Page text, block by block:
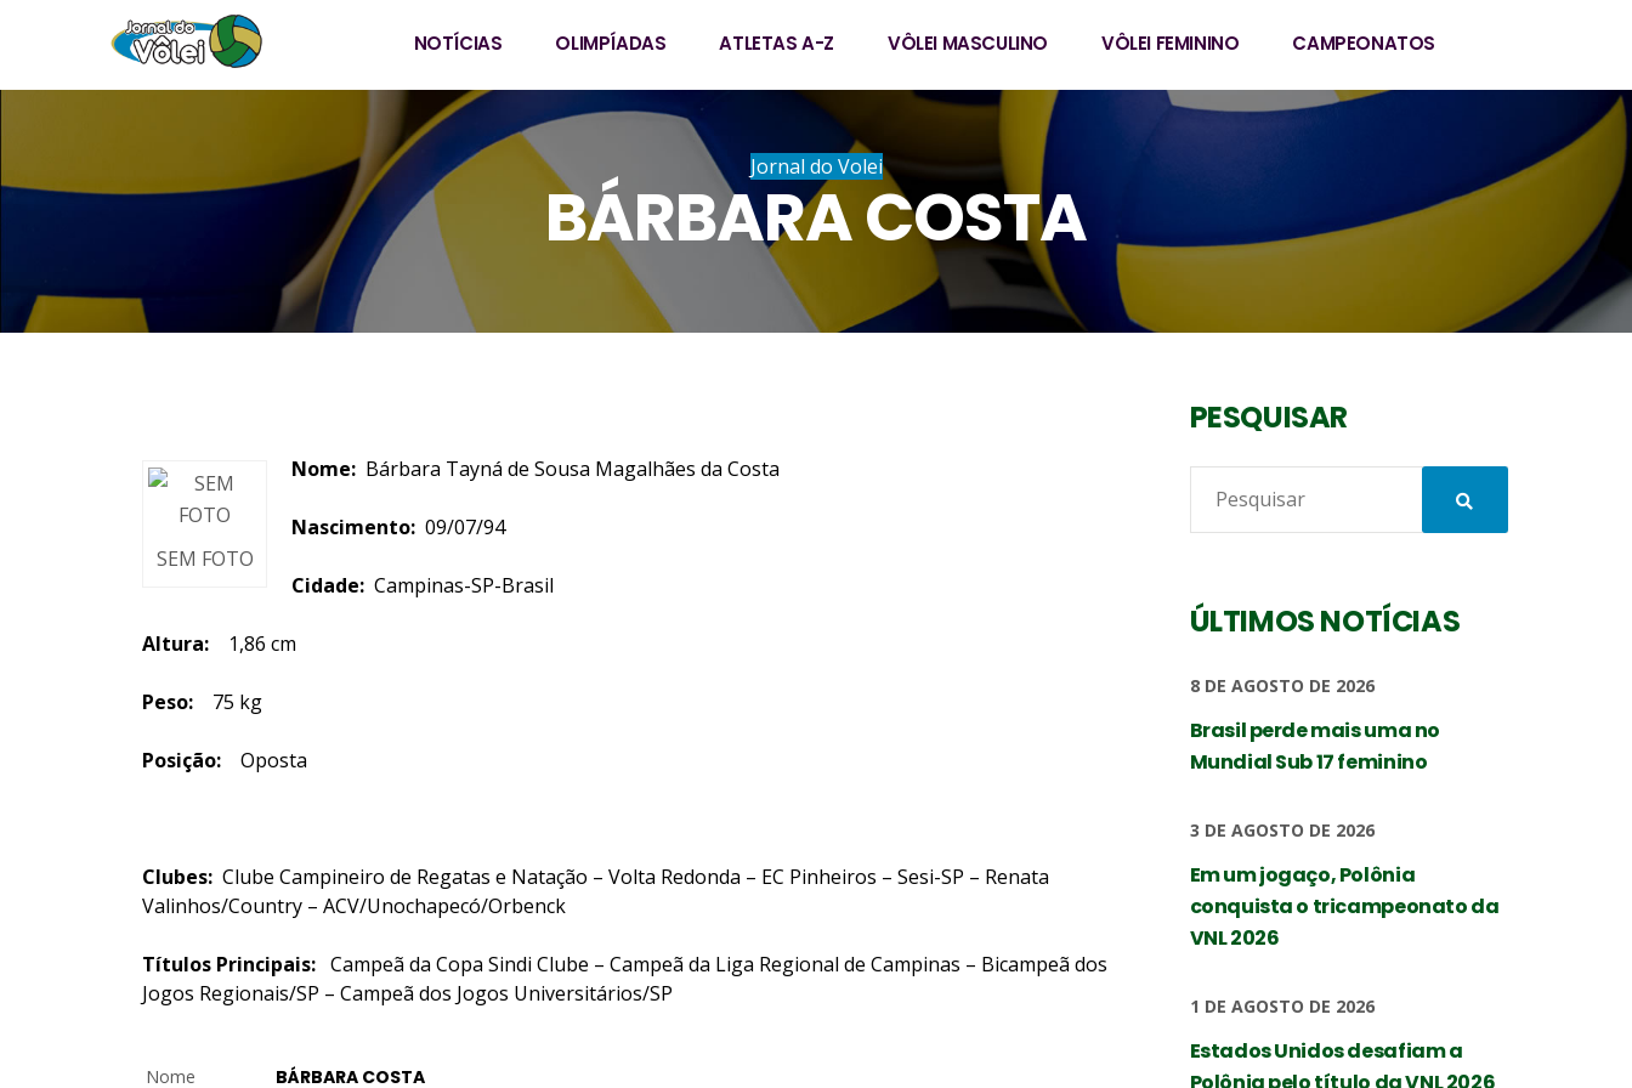
NOTÍCIAS OLIMPÍADAS ATLETAS A-Z VÔLEI MASCULINO VÔLEI FEMININO CAMPEONATOS
Jornal do Volei
BÁRBARA COSTA
SEM FOTO
Nome: Bárbara Tayná de Sousa Magalhães da Costa
Nascimento: 09/07/94
Cidade: Campinas-SP-Brasil
Altura: 1,86 cm
Peso: 75 kg
Posição: Oposta
Clubes: Clube Campineiro de Regatas e Natação – Volta Redonda – EC Pinheiros – Sesi-SP – Renata
Valinhos/Country – ACV/Unochapecó/Orbenck
Títulos Principais: Campeã da Copa Sindi Clube – Campeã da Liga Regional de Campinas – Bicampeã dos
Jogos Regionais/SP – Campeã dos Jogos Universitários/SP
Nome BÁRBARA COSTA
PESQUISAR
ÚLTIMOS NOTÍCIAS
8 DE AGOSTO DE 2026
Brasil perde mais uma no
Mundial Sub 17 feminino
3 DE AGOSTO DE 2026
Em um jogaço, Polônia
conquista o tricampeonato da
VNL 2026
1 DE AGOSTO DE 2026
Estados Unidos desafiam a